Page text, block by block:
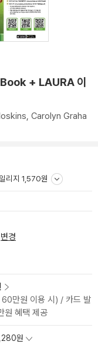
+ LAURA 이
, Carolyn Graha
리지 1,570원
변경
만원 이용 시) / 카드 발
원 혜택 제공
원